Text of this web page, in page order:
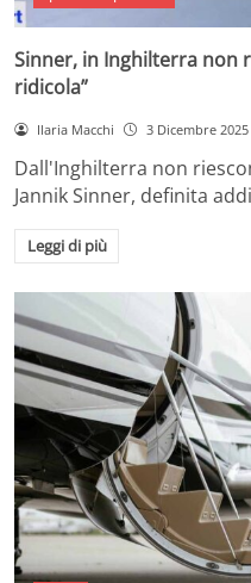
Sinner, in Inghilterra non
ridicola”
Ilaria Macchi 3 Dicembre 2025
Dall'Inghilterra non
Jannik Sinner, definita
Leggi di più